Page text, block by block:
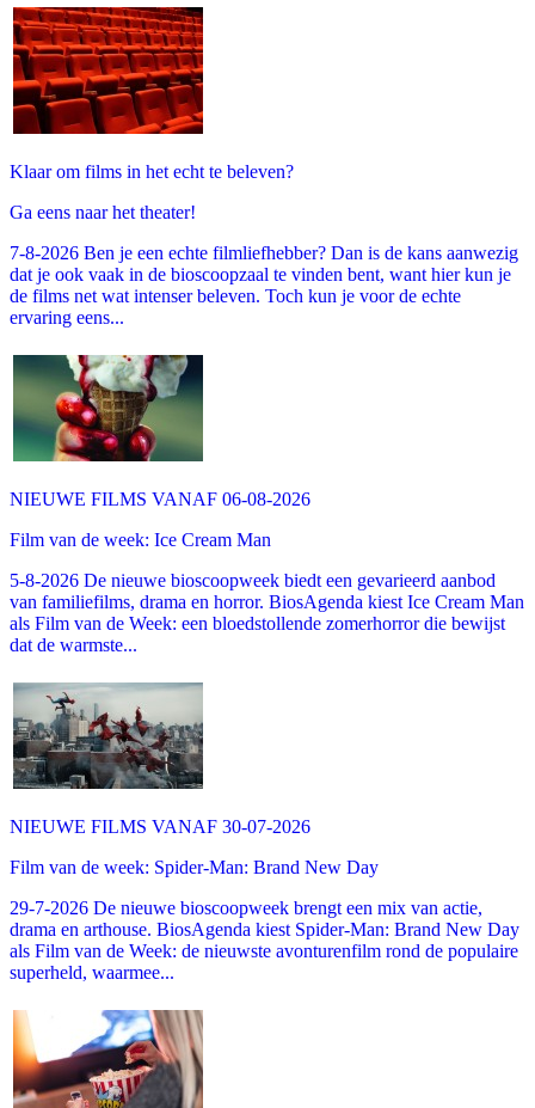
Klaar om films in het echt te beleven?
Ga eens naar het theater!
7-8-2026 Ben je een echte filmliefhebber? Dan is de kans aanwezig
dat je ook vaak in de bioscoopzaal te vinden bent, want hier kun je
de films net wat intenser beleven. Toch kun je voor de echte
ervaring eens...
NIEUWE FILMS VANAF 06-08-2026
Film van de week: Ice Cream Man
5-8-2026 De nieuwe bioscoopweek biedt een gevarieerd aanbod
van familiefilms, drama en horror. BiosAgenda kiest Ice Cream Man
als Film van de Week: een bloedstollende zomerhorror die bewijst
dat de warmste...
NIEUWE FILMS VANAF 30-07-2026
Film van de week: Spider-Man: Brand New Day
29-7-2026 De nieuwe bioscoopweek brengt een mix van actie,
drama en arthouse. BiosAgenda kiest Spider-Man: Brand New Day
als Film van de Week: de nieuwste avonturenfilm rond de populaire
superheld, waarmee...